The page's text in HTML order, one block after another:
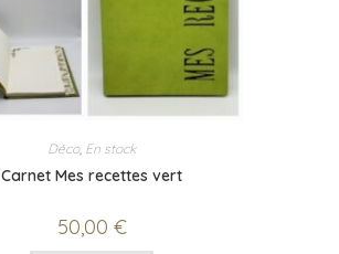
Déco, En stock
Carnet Mes recettes vert
50,00 €